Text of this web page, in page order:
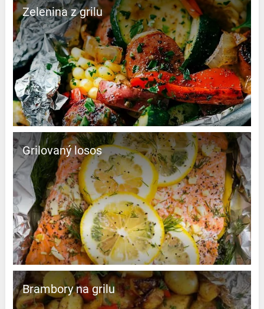
Zelenina z grilu
Grilovaný losos
Brambory na grilu